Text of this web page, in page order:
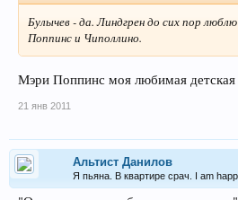
Булычев - да. Линдгрен до сих пор
Поппинс и Чиполлино.
Мэри Поппинс моя любимая детская
21 янв 2011
Альтист Данилов
Я пьяна. В квартире срач. I am